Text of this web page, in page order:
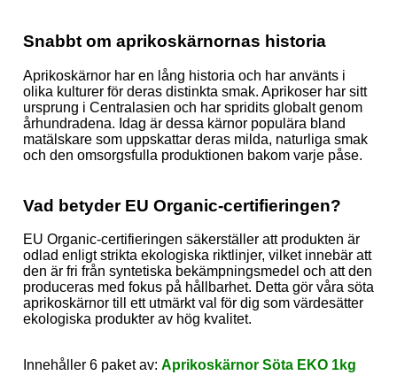
Snabbt om aprikoskärnornas historia
Aprikoskärnor har en lång historia och har använts i
olika kulturer för deras distinkta smak. Aprikoser har sitt
ursprung i Centralasien och har spridits globalt genom
århundradena. Idag är dessa kärnor populära bland
matälskare som uppskattar deras milda, naturliga smak
och den omsorgsfulla produktionen bakom varje påse.
Vad betyder EU Organic-certifieringen?
EU Organic-certifieringen säkerställer att produkten är
odlad enligt strikta ekologiska riktlinjer, vilket innebär att
den är fri från syntetiska bekämpningsmedel och att den
produceras med fokus på hållbarhet. Detta gör våra söta
aprikoskärnor till ett utmärkt val för dig som värdesätter
ekologiska produkter av hög kvalitet.
Innehåller 6 paket av: Aprikoskärnor Söta EKO 1kg